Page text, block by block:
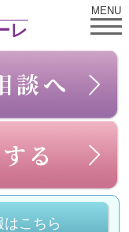
レ
MENU
こちら